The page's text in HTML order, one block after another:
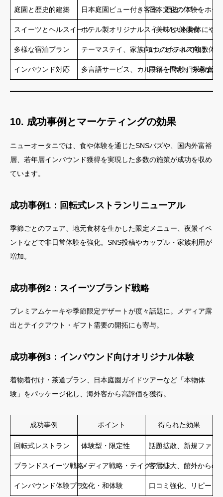
庭園と歴史的建築 日本庭園ビュー付き客室、歴史ツアー
日本文化の体験をホテ
スイーツとヘルスイーツホテル製オリジナルスイーツや健康食
「美味しい×身体にや
多様な宿泊プラン テーマステイ、家族向け、ビジネス向け
1つのホテルで複数体
インバウンド対応 多言語サービス、カルチャー体験、宗教食対
国籍を問わず快適な滞
10. 成功事例とマーケティングの効果
ニューオータニでは、食や体験を通じたSNSバズや、国内外富裕
層、若年層インバウンド獲得を実現した多数の施策が成功を収め
ています。
成功事例1：回転式レストランリニューアル
季節ごとのフェア、地元食材を生かした限定メニュー、夜景イベ
ントなどで非日常体験を強化。SNS投稿やカップル・家族利用が
増加。
成功事例2：スイーツブランド戦略
プレミアムケーキや季節限定デザートが度々話題に。メディア露
出とテイクアウト・ギフト需要の開拓にも寄与。
成功事例3：インバウンド向けオリジナル体験
着物着付け・茶道プラン、日本庭園ガイドツアーなど「本物体
験」をパッケージ化し、海外客から高評価を獲得。
成功事例 ポイント 得られた効果
回転式レストラン 体験型・限定性 話題拡散、新規ファン
ブランドスイーツ戦略メディア戦略・テイクアウト客層拡大、館外からの
インバウンド体験プラン文化・和体験 口コミ強化、リピータ